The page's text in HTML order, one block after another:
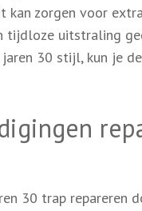
kan zorgen voor
uitstraling
30 stijl, kun je
30 trap repareren